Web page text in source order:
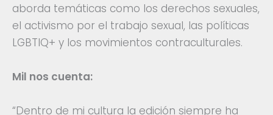
aborda temáticas como los derechos sexuales,
el activismo por el trabajo sexual, las políticas
LGBTIQ+ y los movimientos contraculturales.
Mil nos cuenta:
“Dentro de mi cultura la edición siempre ha